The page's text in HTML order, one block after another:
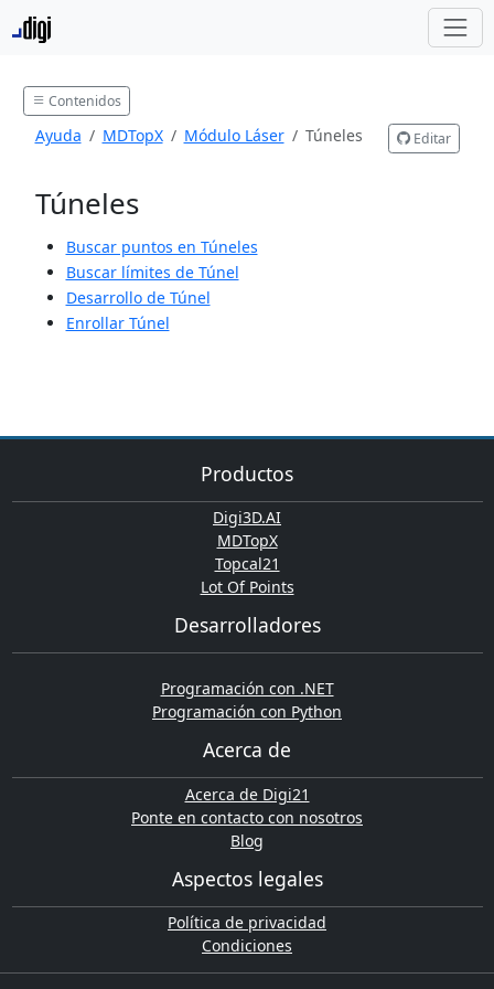
Contenidos
Ayuda MDTopX Módulo Láser Túneles Editar
Túneles
Buscar puntos en Túneles
Buscar límites de Túnel
Desarrollo de Túnel
Enrollar Túnel
Productos
Digi3D.AI
MDTopX
Topcal21
Lot Of Points
Desarrolladores
Programación con .NET
Programación con Python
Acerca de
Acerca de Digi21
Ponte en contacto con nosotros
Blog
Aspectos legales
Política de privacidad
Condiciones